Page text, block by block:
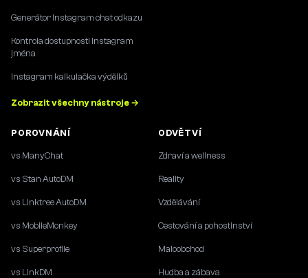
Generátor Instagram chat odkazu
Kontrola dostupnosti Instagram
jména
Instagram kalkulačka výdělků
Zobrazit všechny nástroje →
POROVNÁNÍ
vs ManyChat
vs Stan AutoDM
vs Linktree AutoDM
vs MobileMonkey
vs Superprofile
vs LinkDM
ODVĚTVÍ
Zdraví a wellness
Reality
Vzdělávání
Cestování a pohostinství
Maloobchod
Hudba a zábava